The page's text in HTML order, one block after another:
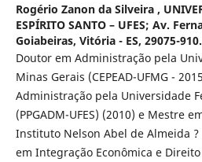
Rogério Zanon da Silveira ,
ESPÍRITO SANTO – UFES; Av.
Goiabeiras, Vitória - ES, 29075-910.
Doutor em Administração pela
Minas Gerais (CEPEAD-UFMG -
Administração pela Universidade
(PPGADM-UFES) (2010) e Mestre
Instituto Nelson Abel de Almeida ?
em Integração Econômica e